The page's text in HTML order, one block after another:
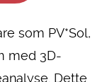
som PV*Sol,
med 3D-
Dette